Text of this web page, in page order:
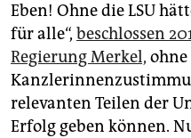
Eben! Ohne die LSU
für alle“, beschlossen
Regierung Merkel, ohne
relevanten Teilen der
Erfolg geben können.